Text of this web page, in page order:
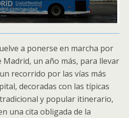
a ponerse en marcha por
Madrid, un año más, para llevar
recorrido por las vías más
decoradas con las típicas
tradicional y popular itinerario,
una cita obligada de la